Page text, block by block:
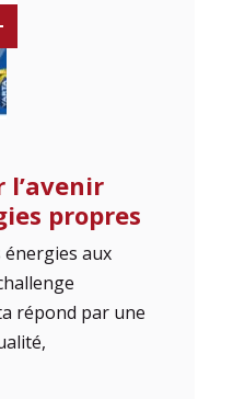
l’avenir
propres
aux
répond par une